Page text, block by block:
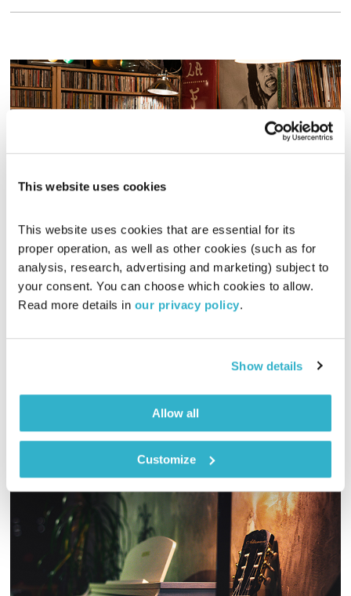
This website uses cookies
This website uses cookies that are essential for its
proper operation, as well as other cookies (such as for
analysis, research, advertising and marketing) subject to
your consent. You can choose which cookies to allow.
Read more details in our privacy policy.
Show details
Allow all
Customize
המחסן של יוסי בבליקי
רובן להב ויוסי בבליקי
07.04.22
02:00:01
אודיו